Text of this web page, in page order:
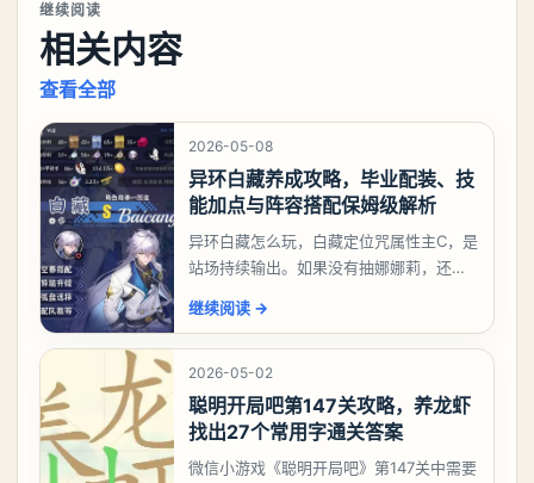
继续阅读
相关内容
查看全部
2026-05-08
异环白藏养成攻略，毕业配装、技
能加点与阵容搭配保姆级解析
异环白藏怎么玩，白藏定位咒属性主C，是
站场持续输出。如果没有抽娜娜莉，还没
有娜娜莉缺另外一个二队C想打深渊也可以
考虑养个白藏
继续阅读 →
2026-05-02
聪明开局吧第147关攻略，养龙虾
找出27个常用字通关答案
微信小游戏《聪明开局吧》第147关中需要